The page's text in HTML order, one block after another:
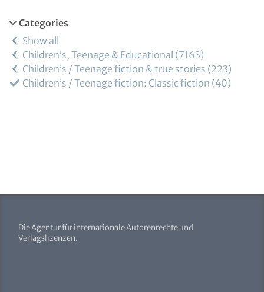
Categories
Show all
Children’s, Teenage & Educational
7163
Children’s / Teenage fiction & true stories 223
Children’s / Teenage fiction: Classic fiction 40
Die Agentur für internationale Autorenrechte und
Verlagslizenzen.